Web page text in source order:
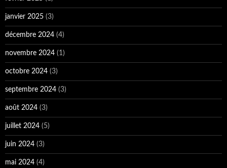
janvier 2025 (3)
décembre 2024 (4)
novembre 2024 (1)
octobre 2024 (3)
septembre 2024 (3)
août 2024 (3)
juillet 2024 (5)
juin 2024 (3)
mai 2024 (4)